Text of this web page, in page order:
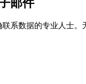
邮件
系数据的专业人士。